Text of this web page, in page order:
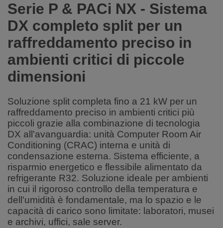
Serie P & PACi NX - Sistema
DX completo split per un
raffreddamento preciso in
ambienti critici di piccole
dimensioni
Soluzione split completa fino a 21 kW per un
raffreddamento preciso in ambienti critici più
piccoli grazie alla combinazione di tecnologia
DX all'avanguardia: unità Computer Room Air
Conditioning (CRAC) interna e unità di
condensazione esterna. Sistema efficiente, a
risparmio energetico e flessibile alimentato da
refrigerante R32. Soluzione ideale per ambienti
in cui il rigoroso controllo della temperatura e
dell'umidità è fondamentale, ma lo spazio e le
capacità di carico sono limitate: laboratori, musei
e archivi, uffici, sale server.